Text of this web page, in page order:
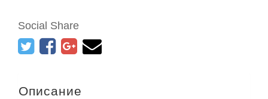
Social Share
Описание